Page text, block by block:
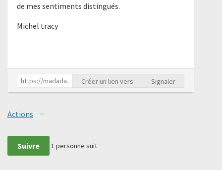
de mes sentiments distingués.
Michel tracy
Créer un lien vers Signaler
Actions
Suivre 1 personne suit